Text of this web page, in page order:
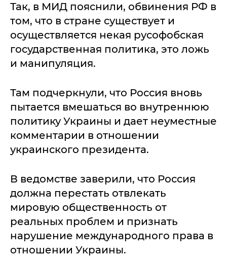
Так, в МИД пояснили, обвинения РФ в
том, что в стране существует и
осуществляется некая русофобская
государственная политика, это ложь
и манипуляция.
Там подчеркнули, что Россия вновь
пытается вмешаться во внутреннюю
политику Украины и дает неуместные
комментарии в отношении
украинского президента.
В ведомстве заверили, что Россия
должна перестать отвлекать
мировую общественность от
реальных проблем и признать
нарушение международного права в
отношении Украины.